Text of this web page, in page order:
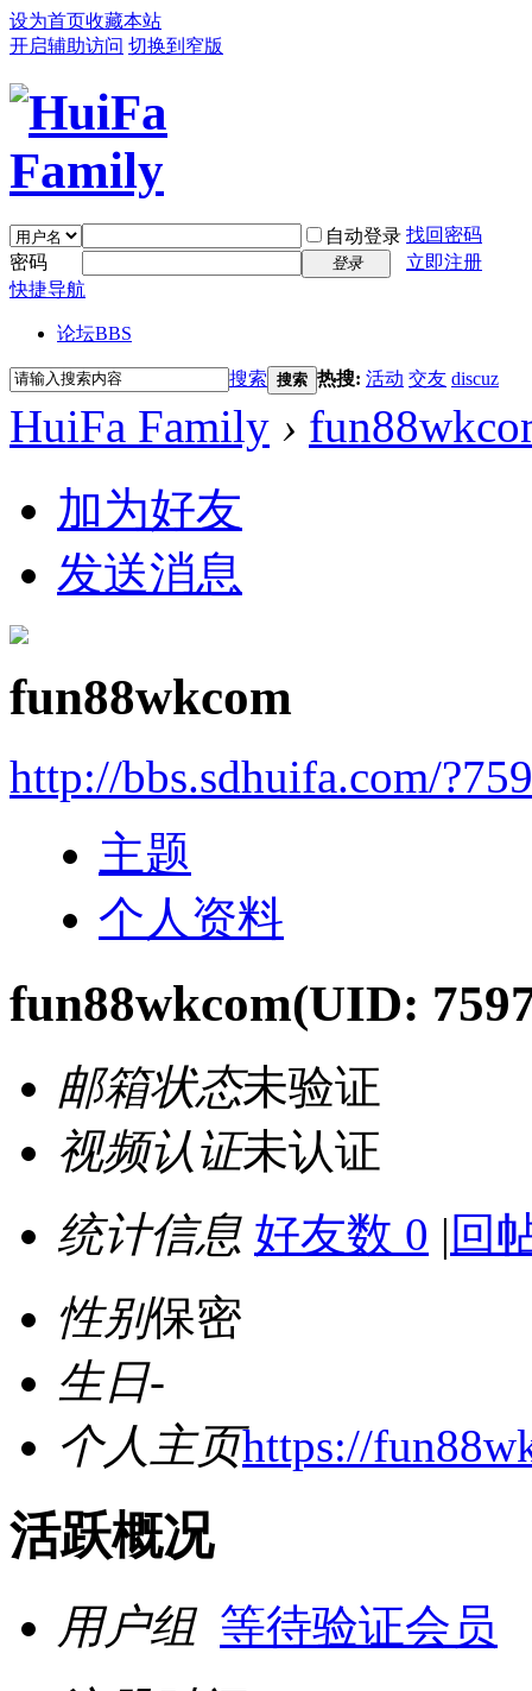
设为首页收藏本站
开启辅助访问 切换到窄版
自动登录 找回密码
密码
登录
立即注册
快捷导航
论坛BBS
搜索 搜索 热搜: 活动 交友 discuz
HuiFa Family ›
加为好友
发送消息
fun88wkcom
http://bbs.sdhuifa.com/
主题
个人资料
fun88wkcom(UID:
邮箱状态未验证
视频认证未认证
统计信息 好友数 0 | 回
性别保密
生日-
个人主页https://
活跃概况
用户组 等待验证会员